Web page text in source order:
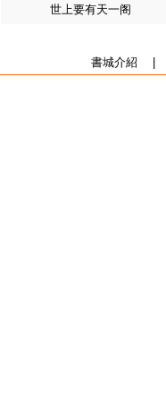
世上要有天一阁
書城介紹